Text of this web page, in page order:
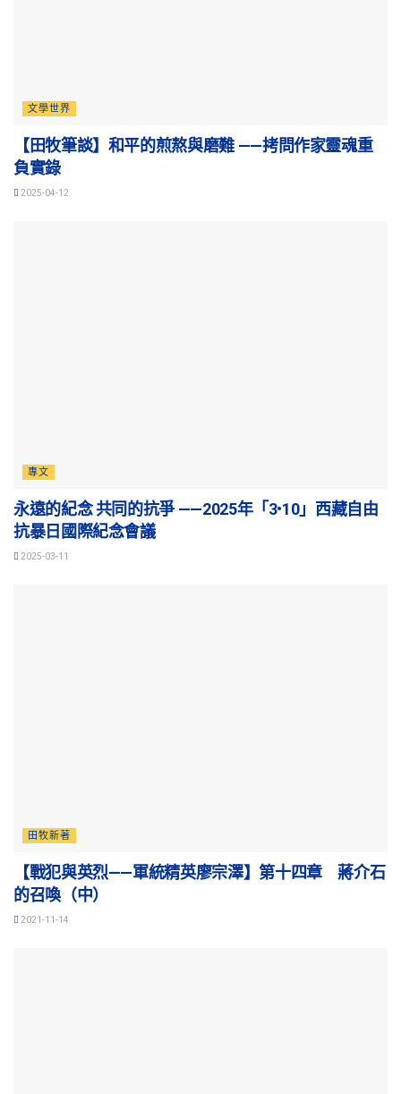
文學世界
【田牧筆談】和平的煎熬與磨難 ——拷問作家靈魂重
負實錄
2025-04-12
專文
永遠的紀念 共同的抗爭 ——2025年「3•10」西藏自由
抗暴日國際紀念會議
2025-03-11
田牧新著
【戰犯與英烈——軍統精英廖宗澤】第十四章 蔣介石
的召喚（中）
2021-11-14